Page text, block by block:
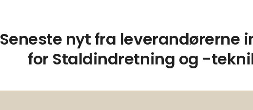
Seneste nyt fra leverandørerne
for Staldindretning og -